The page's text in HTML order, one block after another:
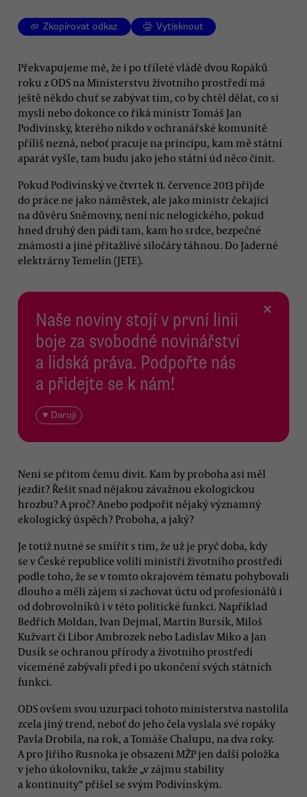
Zkopírovat odkaz Vytisknout
Překvapujeme mě, že i po tříleté vládě dvou Ropáků
roku z ODS na Ministerstvu životního prostředí má
ještě někdo chuť se zabývat tím, co by chtěl dělat, co si
myslí nebo dokonce co říká ministr Tomáš Jan
Podivínský, kterého nikdo v ochranářské komunitě
příliš nezná, neboť pracuje na principu, kam mě státní
aparát vyšle, tam budu jako jeho státní úd něco činit.
Pokud Podivínský ve čtvrtek 11. července 2013 přijde
do práce ne jako náměstek, ale jako ministr čekající
na důvěru Sněmovny, není nic nelogického, pokud
hned druhý den pádí tam, kam ho srdce, bezpečné
známosti a jiné přitažlivé siločáry táhnou. Do Jaderné
elektrárny Temelín (JETE).
Naše noviny stojí v první linii
boje za svobodné novinářství
a lidská práva. Podpořte nás
a přidejte se k nám!
♥ Daruji
×
Není se přitom čemu divit. Kam by proboha asi měl
jezdit? Řešit snad nějakou závažnou ekologickou
hrozbu? A proč? Anebo podpořit nějaký významný
ekologický úspěch? Proboha, a jaký?
Je totiž nutné se smířit s tím, že už je pryč doba, kdy
se v České republice volili ministři životního prostředí
podle toho, že se v tomto okrajovém tématu pohybovali
dlouho a měli zájem si zachovat úctu od profesionálů i
od dobrovolníků i v této politické funkci. Například
Bedřich Moldan, Ivan Dejmal, Martin Bursík, Miloš
Kužvart či Libor Ambrozek nebo Ladislav Miko a Jan
Dusík se ochranou přírody a životního prostředí
víceméně zabývali před i po ukončení svých státních
funkcí.
ODS ovšem svou uzurpací tohoto ministerstva nastolila
zcela jiný trend, neboť do jeho čela vyslala své ropáky
Pavla Drobila, na rok, a Tomáše Chalupu, na dva roky.
A pro Jiřího Rusnoka je obsazení MŽP jen další položka
v jeho úkolovníku, takže „v zájmu stability
a kontinuity“ přišel se svým Podivínským.